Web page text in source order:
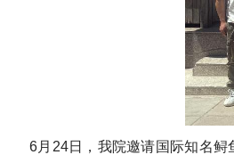
6月24日，我院邀请国际知名鲟